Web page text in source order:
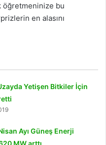
öğretmeninize bu
en alasını
Yetişen Bitkiler İçin
Ayı Güneş Enerji
MW arttı